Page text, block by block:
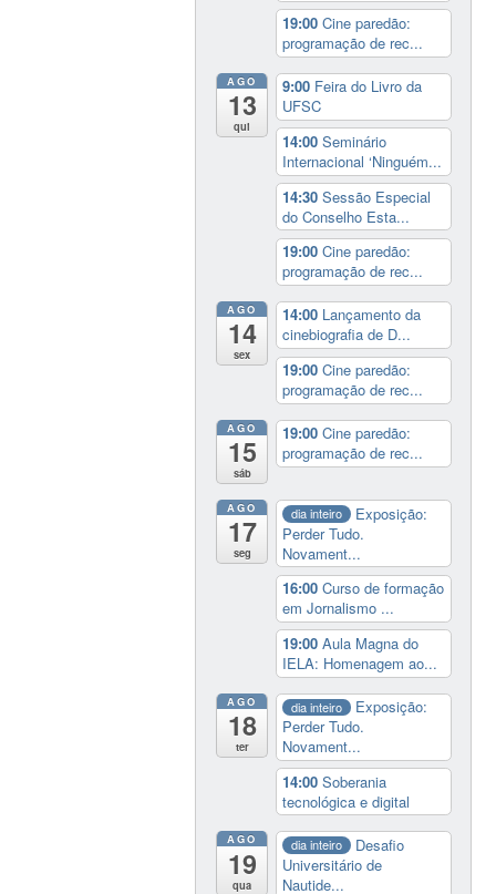
19:00Cine paredão:
programação de rec...
AGO
13
qui
9:00 Feira do Livro da
UFSC
14:00Seminário
Internacional ‘Ninguém...
14:30Sessão Especial
do Conselho Esta...
19:00Cine paredão:
programação de rec...
AGO
14
sex
14:00 Lançamento da
cinebiografia de D...
19:00Cine paredão:
programação de rec...
AGO
15
sáb
19:00Cine paredão:
programação de rec...
AGO
17
seg
dia inteiro
Exposição:
Perder Tudo.
Novament...
16:00Curso de formação
em Jornalismo ...
19:00Aula Magna do
IELA: Homenagem ao...
AGO
18
ter
dia inteiro
Exposição:
Perder Tudo.
Novament...
14:00Soberania
tecnológica e digital
AGO
19
qua
dia inteiro
Desafio
Universitário de
Nautide...